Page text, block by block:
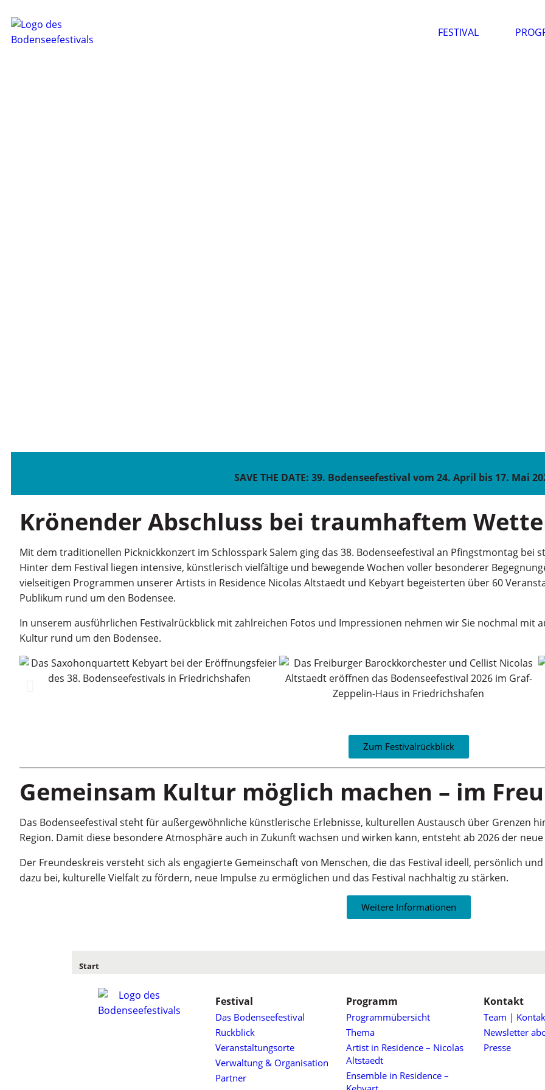
FESTIVAL
SAVE THE DATE: 39. Bodenseefestival vom 24. April bis 17. Mai
Krönender Abschluss bei traumhaftem
Mit dem traditionellen Picknickkonzert im Schlosspark Salem ging das 38. Bodenseefestival an Pfingstmontag bei
Hinter dem Festival liegen intensive, künstlerisch vielfältige und bewegende Wochen voller besonderer
vielseitigen Programmen unserer Artists in Residence Nicolas Altstaedt und Kebyart begeisterten über 60
Publikum rund um den Bodensee.
In unserem ausführlichen Festivalrückblick mit zahlreichen Fotos und Impressionen nehmen wir Sie nochmal mit
Kultur rund um den Bodensee.
Zum Festivalrückblick
Gemeinsam Kultur möglich machen – im
Das Bodenseefestival steht für außergewöhnliche künstlerische Erlebnisse, kulturellen Austausch über Grenzen
Region. Damit diese besondere Atmosphäre auch in Zukunft wachsen und wirken kann, entsteht ab 2026 der neue
Der Freundeskreis versteht sich als engagierte Gemeinschaft von Menschen, die das Festival ideell, persönlich
dazu bei, kulturelle Vielfalt zu fördern, neue Impulse zu ermöglichen und das Festival nachhaltig zu stärken.
Weitere Informationen
Start
Festival
Das Bodenseefestival
Rückblick
Veranstaltungsorte
Verwaltung & Organisation
Partner
Programm
Programmübersicht
Thema
Artist in Residence – Nicolas
Altstaedt
Ensemble in Residence –
Kontakt
Team |
Newsletter
Presse